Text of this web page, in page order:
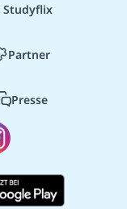
Studyflix
Partner
Presse